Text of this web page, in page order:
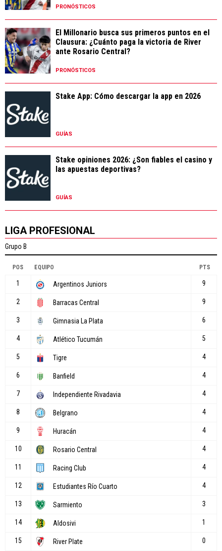
PRONÓSTICOS
El Millonario busca sus primeros puntos en el
Clausura: ¿Cuánto paga la victoria de River
ante Rosario Central?
PRONÓSTICOS
Stake App: Cómo descargar la app en 2026
GUÍAS
Stake opiniones 2026: ¿Son fiables el casino y
las apuestas deportivas?
GUÍAS
LIGA PROFESIONAL